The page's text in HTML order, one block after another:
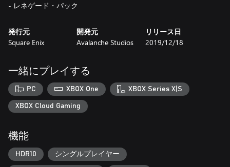
発行元
Square Enix
開発元
Avalanche Studios
リリース日
2019/12/18
一緒にプレイする
PC XBOX One XBOX Series X|S
XBOX Cloud Gaming
機能
HDR10 シングルプレイヤー